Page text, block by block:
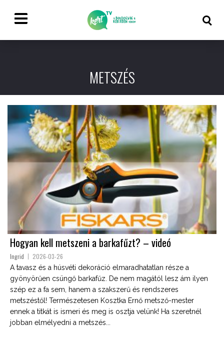
METSZÉS
Hogyan kell metszeni a barkafűzt? – videó
Ingrid 2026-03-26
A tavasz és a húsvéti dekoráció elmaradhatatlan része a
gyönyörűen csüngő barkafűz. De nem magától lesz ám ilyen
szép ez a fa sem, hanem a szakszerű és rendszeres
metszéstől! Természetesen Kosztka Ernő metsző-mester
ennek a titkát is ismeri és meg is osztja velünk! Ha szeretnél
jobban elmélyedni a metszés...